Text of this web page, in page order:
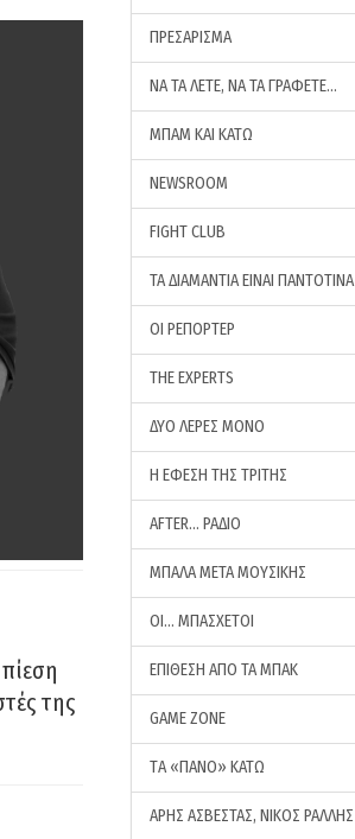
της
ΠΡΕΣΑΡΙΣΜΑ
ΝΑ ΤΑ ΛΕΤΕ, ΝΑ ΤΑ ΓΡΑΦΕΤΕ…
ΜΠΑΜ ΚΑΙ ΚΑΤΩ
NEWSROOM
FIGHT CLUB
ΤΑ ΔΙΑΜΑΝΤΙΑ ΕΙΝΑΙ ΠΑΝΤΟΤΙΝΑ
ΟΙ ΡΕΠΟΡΤΕΡ
THE EXPERTS
ΔΥΟ ΛΕΡΕΣ ΜΟΝΟ
Η ΕΦΕΣΗ ΤΗΣ ΤΡΙΤΗΣ
AFTER… ΡΑΔΙΟ
ΜΠΑΛΑ ΜΕΤΑ ΜΟΥΣΙΚΗΣ
ΟΙ… ΜΠΑΣΧΕΤΟΙ
ΕΠΙΘΕΣΗ ΑΠΟ ΤΑ ΜΠΑΚ
GAME ZONE
ΤA «ΠΑΝΟ» ΚΑΤΩ
ΑΡΗΣ ΑΣΒΕΣΤΑΣ, ΝΙΚΟΣ ΡΑΛΛΗΣ